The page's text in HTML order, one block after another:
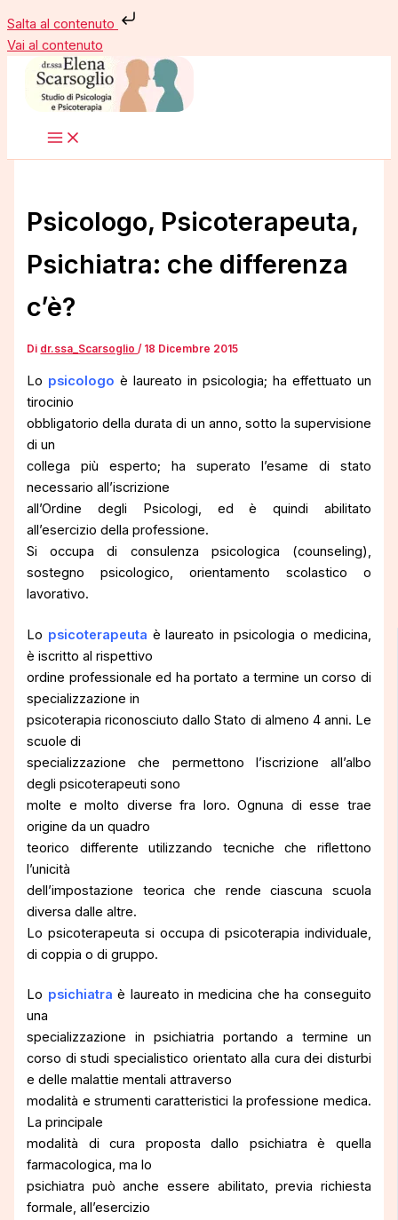
Salta al contenuto
Vai al contenuto
Psicologo, Psicoterapeuta,
Psichiatra: che differenza
c’è?
Di dr.ssa_Scarsoglio/ 18 Dicembre 2015
Lo psicologo è laureato in psicologia; ha effettuato un
tirocinio
obbligatorio della durata di un anno, sotto la supervisione
di un
collega più esperto; ha superato l’esame di stato
necessario all’iscrizione
all’Ordine degli Psicologi, ed è quindi abilitato
all’esercizio della professione.
Si occupa di consulenza psicologica (counseling),
sostegno psicologico, orientamento scolastico o
lavorativo.
Lo psicoterapeuta è laureato in psicologia o medicina,
è iscritto al rispettivo
ordine professionale ed ha portato a termine un corso di
specializzazione in
psicoterapia riconosciuto dallo Stato di almeno 4 anni. Le
scuole di
specializzazione che permettono l’iscrizione all’albo
degli psicoterapeuti sono
molte e molto diverse fra loro. Ognuna di esse trae
origine da un quadro
teorico differente utilizzando tecniche che riflettono
l’unicità
dell’impostazione teorica che rende ciascuna scuola
diversa dalle altre.
Lo psicoterapeuta si occupa di psicoterapia individuale,
di coppia o di gruppo.
Lo psichiatra è laureato in medicina che ha conseguito
una
specializzazione in psichiatria portando a termine un
corso di studi specialistico orientato alla cura dei disturbi
e delle malattie mentali attraverso
modalità e strumenti caratteristici la professione medica.
La principale
modalità di cura proposta dallo psichiatra è quella
farmacologica, ma lo
psichiatra può anche essere abilitato, previa richiesta
formale, all’esercizio